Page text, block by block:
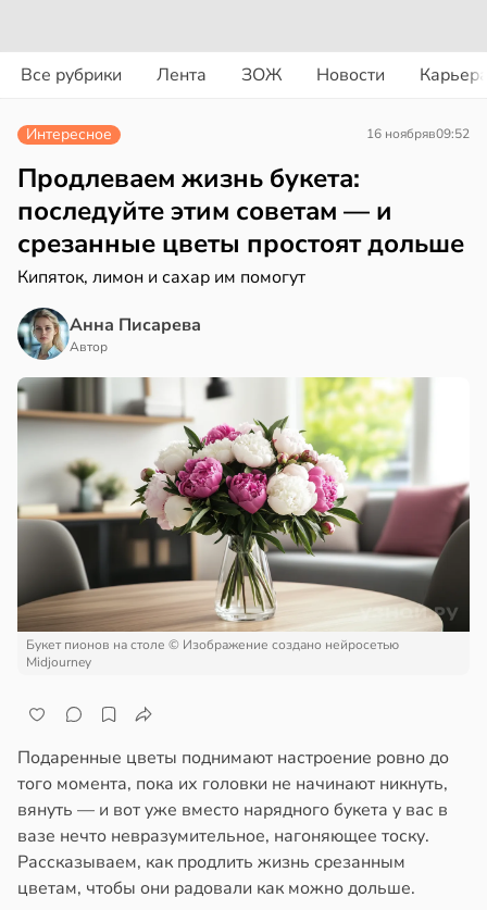
Все рубрики Лента ЗОЖ Новости
в19:49
в13:55
Интересное 16 ноябряв09:52
Продлеваем жизнь букета:
последуйте этим советам — и
срезанные цветы простоят дольше
Кипяток, лимон и сахар им помогут
Анна Писарева
Автор
Букет пионов на столе © Изображение создано нейросетью
Midjourney
Подаренные цветы поднимают настроение ровно до
того момента, пока их головки не начинают никнуть,
вянуть — и вот уже вместо нарядного букета у вас в
вазе нечто невразумительное, нагоняющее тоску.
Рассказываем, как продлить жизнь срезанным
цветам, чтобы они радовали как можно дольше.
17:40